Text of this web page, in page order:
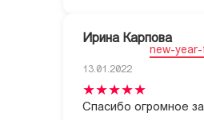
Ирина Карпова
new-
13.01.2022
Спасибо огромное